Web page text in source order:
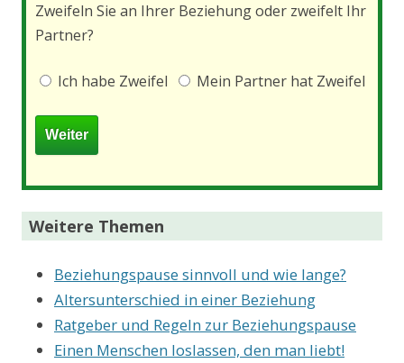
Zweifeln Sie an Ihrer Beziehung oder zweifelt Ihr
Partner?
Ich habe Zweifel Mein Partner hat Zweifel
Weitere Themen
Beziehungspause sinnvoll und wie lange?
Altersunterschied in einer Beziehung
Ratgeber und Regeln zur Beziehungspause
Einen Menschen loslassen, den man liebt!